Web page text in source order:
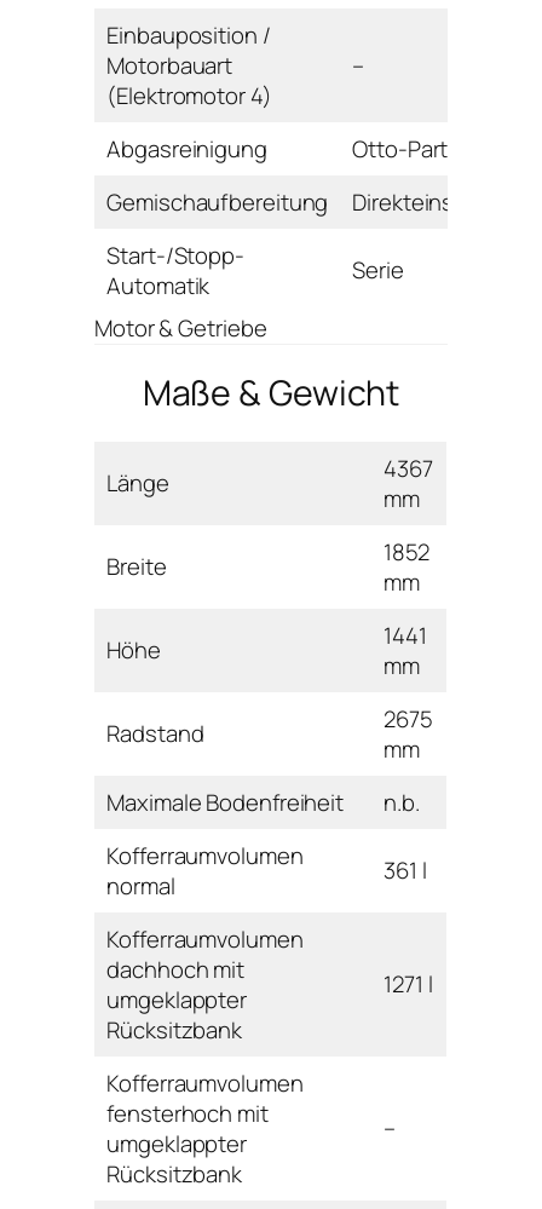
Einbauposition /
Motorbauart
(Elektromotor 4)
–
Abgasreinigung
Otto-Partikelfilter
Gemischaufbereitung
Direkteinspritzung
Start-/Stopp-
Automatik
Serie
Motor & Getriebe
Maße & Gewicht
Länge
4367
mm
Breite
1852
mm
Höhe
1441
mm
Radstand
2675
mm
Maximale Bodenfreiheit
n.b.
Kofferraumvolumen
normal
361 l
Kofferraumvolumen
dachhoch mit
umgeklappter
Rücksitzbank
1271 l
Kofferraumvolumen
fensterhoch mit
umgeklappter
Rücksitzbank
–